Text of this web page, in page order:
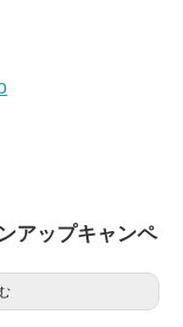
アップキャンペ